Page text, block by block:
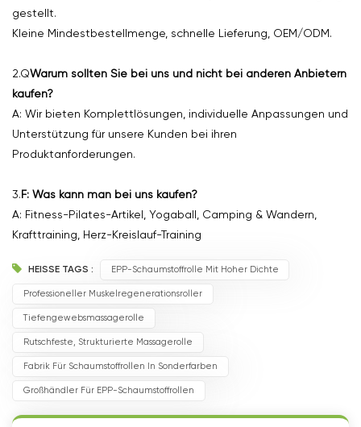
gestellt.
Kleine Mindestbestellmenge, schnelle Lieferung, OEM/ODM.
2.QWarum sollten Sie bei uns und nicht bei anderen Anbietern
kaufen?
A: Wir bieten Komplettlösungen, individuelle Anpassungen und
Unterstützung für unsere Kunden bei ihren
Produktanforderungen.
3. F: Was kann man bei uns kaufen?
A: Fitness-Pilates-Artikel, Yogaball, Camping & Wandern,
Krafttraining, Herz-Kreislauf-Training
HEISSE TAGS : EPP-Schaumstoffrolle Mit Hoher Dichte
Professioneller Muskelregenerationsroller
Tiefengewebsmassagerolle
Rutschfeste, Strukturierte Massagerolle
Fabrik Für Schaumstoffrollen In Sonderfarben
Großhändler Für EPP-Schaumstoffrollen